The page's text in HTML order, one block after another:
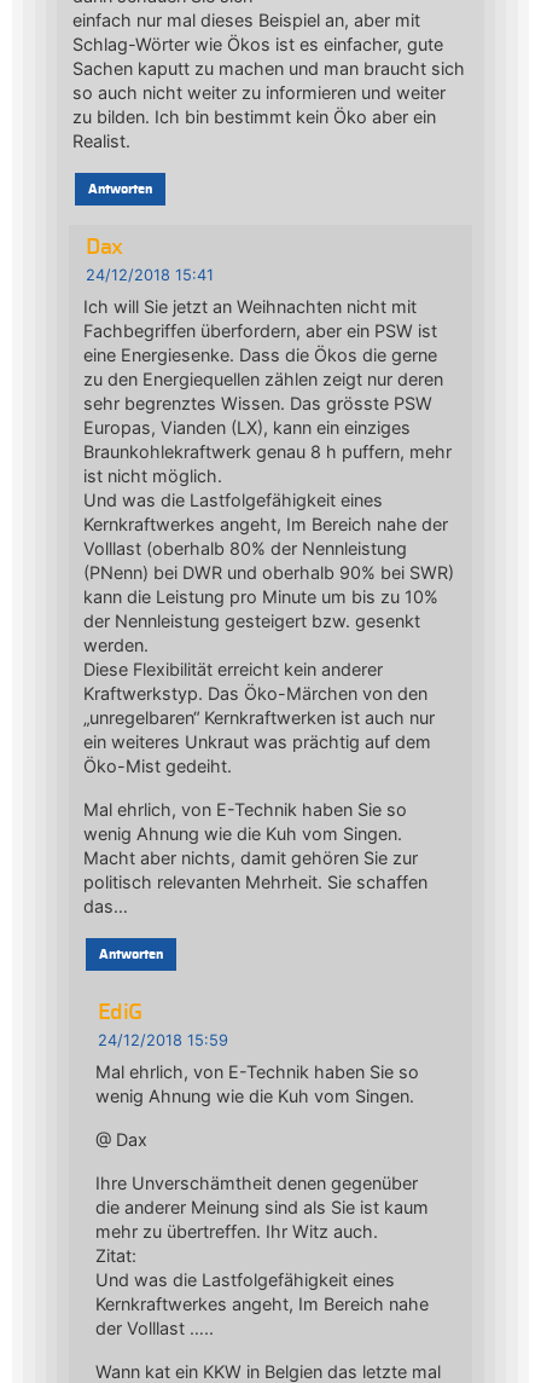
einfach nur mal dieses Beispiel an, aber mit
Schlag-Wörter wie Ökos ist es einfacher, gute
Sachen kaputt zu machen und man braucht sich
so auch nicht weiter zu informieren und weiter
zu bilden. Ich bin bestimmt kein Öko aber ein
Realist.
Antworten
Dax
24/12/2018 15:41
Ich will Sie jetzt an Weihnachten nicht mit
Fachbegriffen überfordern, aber ein PSW ist
eine Energiesenke. Dass die Ökos die gerne
zu den Energiequellen zählen zeigt nur deren
sehr begrenztes Wissen. Das grösste PSW
Europas, Vianden (LX), kann ein einziges
Braunkohlekraftwerk genau 8 h puffern, mehr
ist nicht möglich.
Und was die Lastfolgefähigkeit eines
Kernkraftwerkes angeht, Im Bereich nahe der
Volllast (oberhalb 80% der Nennleistung
(PNenn) bei DWR und oberhalb 90% bei SWR)
kann die Leistung pro Minute um bis zu 10%
der Nennleistung gesteigert bzw. gesenkt
werden.
Diese Flexibilität erreicht kein anderer
Kraftwerkstyp. Das Öko-Märchen von den
„unregelbaren“ Kernkraftwerken ist auch nur
ein weiteres Unkraut was prächtig auf dem
Öko-Mist gedeiht.
Mal ehrlich, von E-Technik haben Sie so
wenig Ahnung wie die Kuh vom Singen.
Macht aber nichts, damit gehören Sie zur
politisch relevanten Mehrheit. Sie schaffen
das…
Antworten
EdiG
24/12/2018 15:59
Mal ehrlich, von E-Technik haben Sie so
wenig Ahnung wie die Kuh vom Singen.
@ Dax
Ihre Unverschämtheit denen gegenüber
die anderer Meinung sind als Sie ist kaum
mehr zu übertreffen. Ihr Witz auch.
Zitat:
Und was die Lastfolgefähigkeit eines
Kernkraftwerkes angeht, Im Bereich nahe
der Volllast …..
Wann kat ein KKW in Belgien das letzte mal